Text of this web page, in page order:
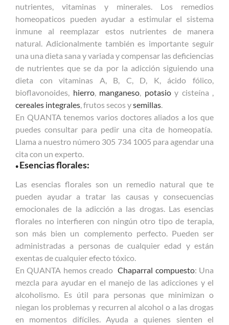
nutrientes, vitaminas y minerales. Los remedios
homeopaticos pueden ayudar a estimular el sistema
inmune al reemplazar estos nutrientes de manera
natural. Adicionalmente también es importante seguir
una una dieta sana y variada y compensar las deficiencias
de nutrientes que se da por la adicción siguiendo una
dieta con vitaminas A, B, C, D, K, ácido fólico,
bioflavonoides, hierro, manganeso, potasioy cisteína ,
cereales integrales, frutos secos ysemillas.
En QUANTA tenemos varios doctores aliados a los que
puedes consultar para pedir una cita de homeopatía.
Llama a nuestro número 305 734 1005 para agendar una
cita con un experto.
• Esencias florales:
Las esencias florales son un remedio natural que te
pueden ayudar a tratar las causas y consecuencias
emocionales de la adicción a las drogas. Las esencias
florales no interfieren con ningún otro tipo de terapia,
son más bien un complemento perfecto. Pueden ser
administradas a personas de cualquier edad y están
exentas de cualquier efecto tóxico.
En QUANTA hemos creadoChaparral compuesto: Una
mezcla para ayudar en el manejo de las adicciones y el
alcoholismo. Es útil para personas que minimizan o
niegan los problemas y recurren al alcohol o a las drogas
en momentos difíciles. Ayuda a quienes sienten el